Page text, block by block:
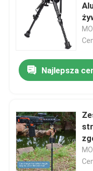
Najlepsza